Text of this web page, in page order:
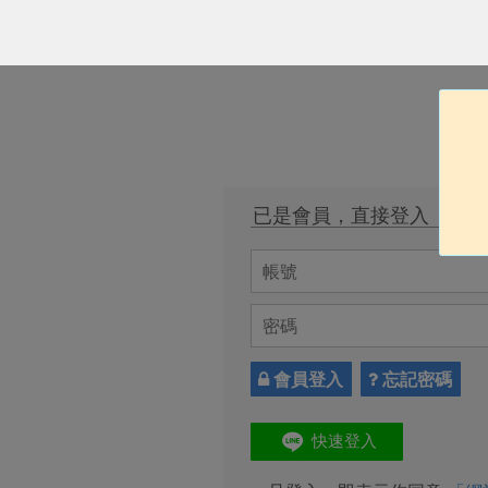
已是會員，直接登入
會員登入 忘記密碼